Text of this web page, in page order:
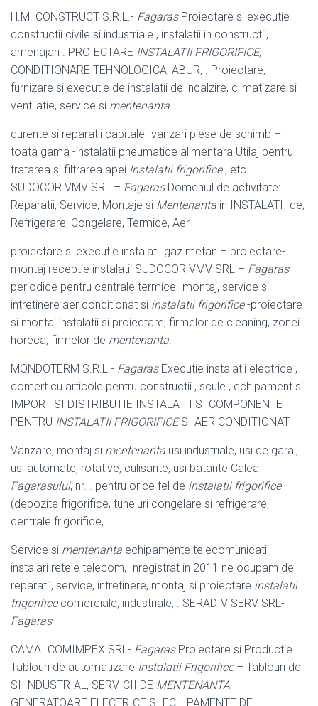
H.M. CONSTRUCT S.R.L.- FagarasProiectare si executie
constructii civile si industriale , instalatii in constructii,
amenajari . PROIECTARE INSTALATII FRIGORIFICE,
CONDITIONARE TEHNOLOGICA, ABUR, . Proiectare,
furnizare si executie de instalatii de incalzire, climatizare si
ventilatie, service si mentenanta.
curente si reparatii capitale -vanzari piese de schimb –
toata gama -instalatii pneumatice alimentara Utilaj pentru
tratarea si filtrarea apei Instalatii frigorifice, etc –
SUDOCOR VMV SRL – FagarasDomeniul de activitate:
Reparatii, Service, Montaje si Mentenanta in INSTALATII de;
Refrigerare, Congelare, Termice, Aer
proiectare si executie instalatii gaz metan – proiectare-
montaj receptie instalatii SUDOCOR VMV SRL – Fagaras
periodice pentru centrale termice -montaj, service si
intretinere aer conditionat si instalatii frigorifice-proiectare
si montaj instalatii si proiectare, firmelor de cleaning, zonei
horeca, firmelor de mentenanta.
MONDOTERM S.R.L.- FagarasExecutie instalatii electrice ,
comert cu articole pentru constructii , scule , echipament si
IMPORT SI DISTRIBUTIE INSTALATII SI COMPONENTE
PENTRU INSTALATII FRIGORIFICESI AER CONDITIONAT
Vanzare, montaj si mentenanta usi industriale, usi de garaj,
usi automate, rotative, culisante, usi batante Calea
Fagarasului, nr. . pentru orice fel de instalatii frigorifice
(depozite frigorifice, tuneluri congelare si refrigerare,
centrale frigorifice,
Service si mentenanta echipamente telecomunicatii,
instalari retele telecom, Inregistrat in 2011 ne ocupam de
reparatii, service, intretinere, montaj si proiectare instalatii
frigorificecomerciale, industriale, . SERADIV SERV SRL-
Fagaras
CAMAI COMIMPEX SRL- FagarasProiectare si Productie
Tablouri de automatizare Instalatii Frigorifice– Tablouri de
SI INDUSTRIAL, SERVICII DE MENTENANTA
GENERATOARE ELECTRICE SI ECHIPAMENTE DE